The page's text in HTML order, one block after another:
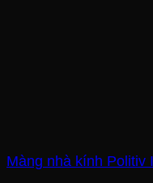
Màng nhà kính Politiv